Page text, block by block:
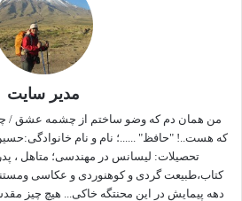
بنابراين روز بعدي كه مرد هيكلي
مرد هيكلي با چهره اي متعجب و
استفاده رايگان داره.»
مدیر سایت
من همان دم که وضو ساختم از چشمه عشق /
که هست..! "حافظ" ......؛ نام و نام
تحصیلات: لیسانس در مهندسی؛ متاهل ،
کتاب،طبیعت گردی و کوهنوردی و عکاسی
دهه پیمایش در این محنتگه خاکی... هیچ چیز